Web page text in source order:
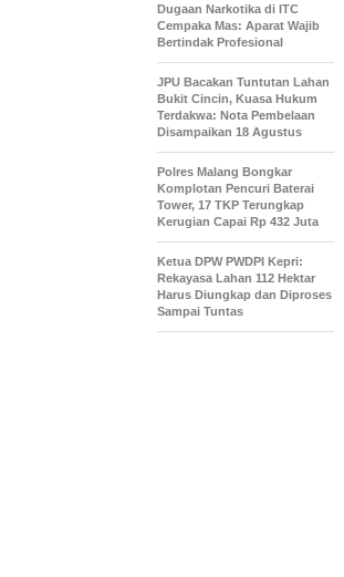
Dugaan Narkotika di ITC
Cempaka Mas: Aparat Wajib
Bertindak Profesional
JPU Bacakan Tuntutan Lahan
Bukit Cincin, Kuasa Hukum
Terdakwa: Nota Pembelaan
Disampaikan 18 Agustus
Polres Malang Bongkar
Komplotan Pencuri Baterai
Tower, 17 TKP Terungkap
Kerugian Capai Rp 432 Juta
Ketua DPW PWDPI Kepri:
Rekayasa Lahan 112 Hektar
Harus Diungkap dan Diproses
Sampai Tuntas